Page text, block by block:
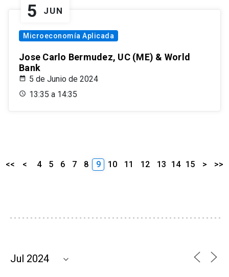
5 JUN
Microeconomía Aplicada
Jose Carlo Bermudez, UC (ME) & World
Bank
5 de Junio de 2024
13:35 a 14:35
<< < 4 5 6 7 8 9 10 11 12 13 14 15 > >>